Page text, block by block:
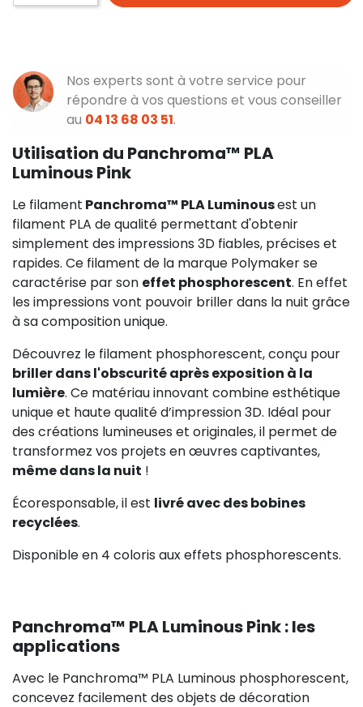
Nos experts sont à votre service pour
répondre à vos questions et vous conseiller
au 04 13 68 03 51.
Utilisation du Panchroma™ PLA
Luminous Pink
Le filament Panchroma™ PLA Luminousest un
filament PLA de qualité permettant d'obtenir
simplement des impressions 3D fiables, précises et
rapides. Ce filament de la marque Polymaker se
caractérise par son effet phosphorescent. En effet
les impressions vont pouvoir briller dans la nuit grâce
à sa composition unique.
Découvrez le filament phosphorescent, conçu pour
briller dans l'obscurité après exposition à la
lumière. Ce matériau innovant combine esthétique
unique et haute qualité d’impression 3D. Idéal pour
des créations lumineuses et originales, il permet de
transformez vos projets en œuvres captivantes,
même dans la nuit !
Écoresponsable, il est livré avec des bobines
recyclées.
Disponible en 4 coloris aux effets phosphorescents.
Panchroma™ PLA Luminous Pink : les
applications
Avec le Panchroma™ PLA Luminous phosphorescent,
concevez facilement des objets de décoration